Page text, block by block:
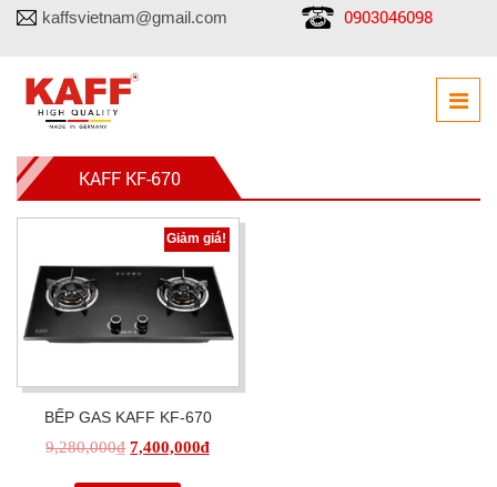
kaffsvietnam@gmail.com 0903046098
KAFF KF-670
Giảm giá!
BẾP GAS KAFF KF-670
9,280,000₫ 7,400,000₫